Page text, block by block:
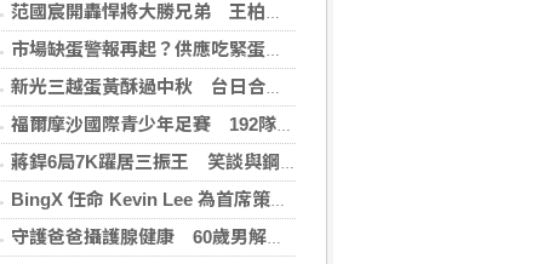
范國宸開轟悍將大勝兄弟 王柏融再見安雄鷹擒猿
市場缺蛋警報再起？供應吃緊蛋價蠢蠢欲動
新光三越蛋黃酥過中秋 台日合作開發話題新品
福爾摩沙國際青少年足賽 192隊參賽規模創新高
蔣銲6局7K躍居三振王 笑談與鋼龍良性競爭
BingX 任命 Kevin Lee 為首席策略長，加速推進多資產、以用戶為核心的發展願景
守護爸爸攝護腺健康 60歲男解尿異常 靠PHI檢測及早揪出攝護腺癌